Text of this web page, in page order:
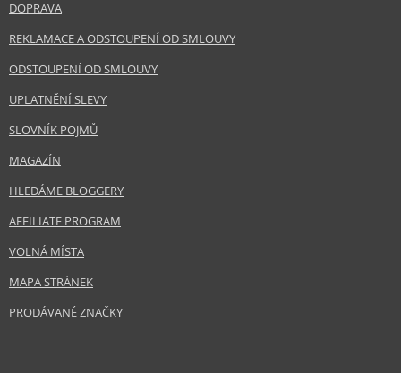
DOPRAVA
REKLAMACE A ODSTOUPENÍ OD SMLOUVY
ODSTOUPENÍ OD SMLOUVY
UPLATNĚNÍ SLEVY
SLOVNÍK POJMŮ
MAGAZÍN
HLEDÁME BLOGGERY
AFFILIATE PROGRAM
VOLNÁ MÍSTA
MAPA STRÁNEK
PRODÁVANÉ ZNAČKY